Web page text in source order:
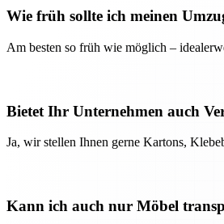
Wie früh sollte ich meinen
Am besten so früh wie möglich –
Bietet Ihr Unternehmen auch
Ja, wir stellen Ihnen gerne Kartons,
Kann ich auch nur Möbel